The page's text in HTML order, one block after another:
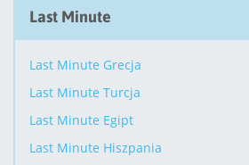
Last Minute
Last Minute Grecja
Last Minute Turcja
Last Minute Egipt
Last Minute Hiszpania